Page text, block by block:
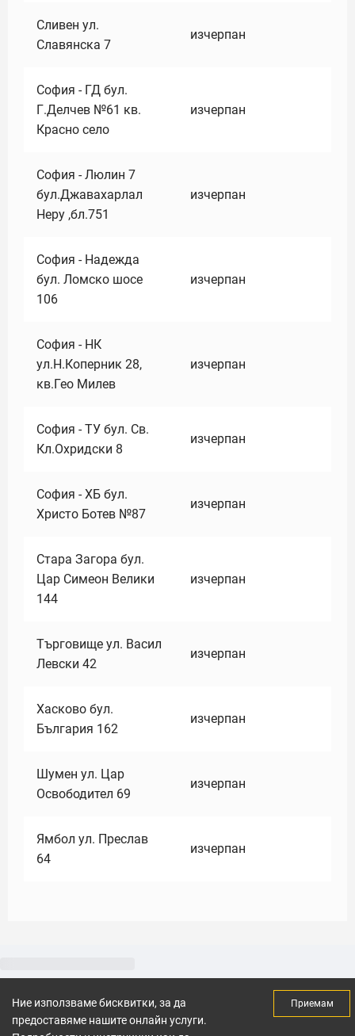
Сливен ул.
Славянска 7
изчерпан
София - ГД бул.
Г.Делчев №61 кв.
Красно село
изчерпан
София - Люлин 7
бул.Джавахарлал
Неру ,бл.751
изчерпан
София - Надежда
бул. Ломско шосе
106
изчерпан
София - НК
ул.Н.Коперник 28,
кв.Гео Милев
изчерпан
София - ТУ бул. Св.
Кл.Охридски 8
изчерпан
София - ХБ бул.
Христо Ботев №87
изчерпан
Стара Загора бул.
Цар Симеон Велики
144
изчерпан
Търговище ул. Васил
Левски 42
изчерпан
Хасково бул.
България 162
изчерпан
Шумен ул. Цар
Освободител 69
изчерпан
Ямбол ул. Преслав
64
изчерпан
Ние използваме бисквитки, за да
предоставяме нашите онлайн услуги.
Приемам